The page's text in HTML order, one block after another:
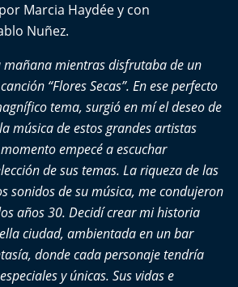
parrilla
Marcia Haydée y con
Nuñez.
mañana mientras disfrutaba de un
“Flores Secas”. En ese perfecto
tema, surgió en mí el deseo de
música de estos grandes artistas
empecé a escuchar
de sus temas. La riqueza de las
sonidos de su música, me condujeron
años 30. Decidí crear mi historia
ciudad, ambientada en un bar
donde cada personaje tendría
y únicas. Sus vidas e